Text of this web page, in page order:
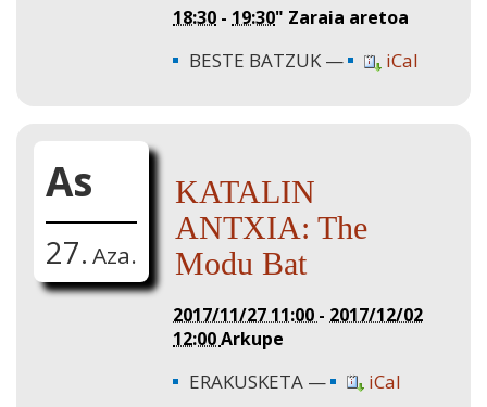
18:30 - 19:30" Zaraia aretoa
BESTE BATZUK iCal
As
27. Aza.
KATALIN
ANTXIA: The
Modu Bat
2017/11/27 11:00 - 2017/12/02
12:00Arkupe
ERAKUSKETA iCal